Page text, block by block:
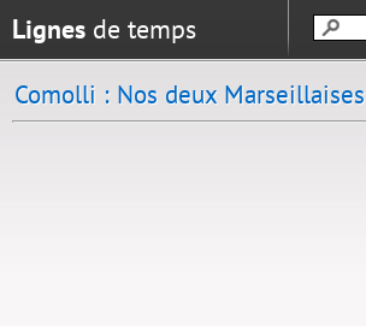
Lignes de temps
Comolli : Nos deux Marseillaises